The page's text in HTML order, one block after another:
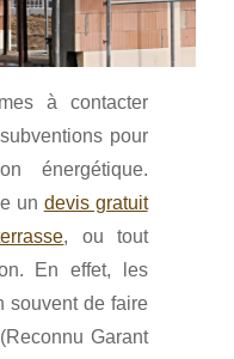
à contacter
pour
énergétique.
un devis gratuit
, ou tout
En effet, les
souvent de faire
Garant